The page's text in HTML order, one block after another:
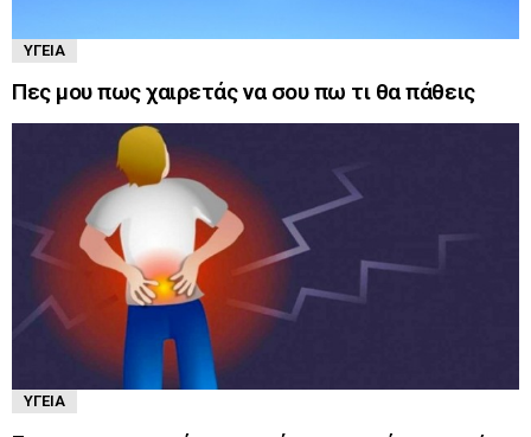
ΥΓΕΊΑ
Πες μου πως χαιρετάς να σου πω τι θα πάθεις
ΥΓΕΊΑ